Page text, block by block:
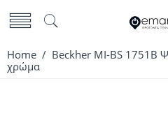
Home / Beckher MI-BS 1751B
χρώμα